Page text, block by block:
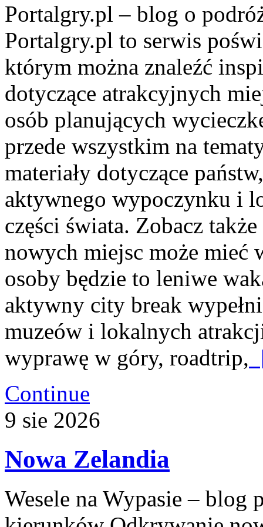
Portalgry.pl – blog o
Portalgry.pl to serwis
którym można znaleźć
dotyczące atrakcyjnych
osób planujących
przede wszystkim na
materiały dotyczące
aktywnego wypoczynku i
części świata. Zobacz
nowych miejsc może mieć
osoby będzie to leniwe
aktywny city break
muzeów i lokalnych
wyprawę w góry, roadtrip,
Continue
9 sie 2026
Nowa Zelandia
Wesele na Wypasie – blog